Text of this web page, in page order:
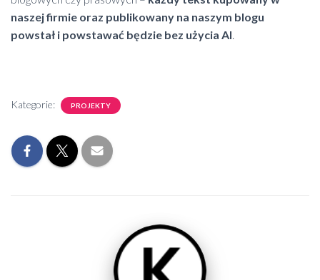
naszej firmie oraz publikowany na naszym blogu
powstał i powstawać będzie bez użycia AI.
Kategorie: PROJEKTY